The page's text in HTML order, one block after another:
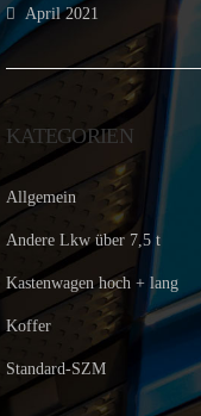
April 2021
KATEGORIEN
Allgemein
Andere Lkw über 7,5 t
Kastenwagen hoch + lang
Koffer
Standard-SZM